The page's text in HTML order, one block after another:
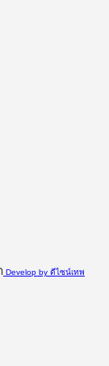
Develop by ดีไซน์เทพ